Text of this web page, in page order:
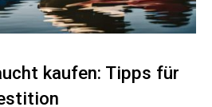
kaufen: Tipps für